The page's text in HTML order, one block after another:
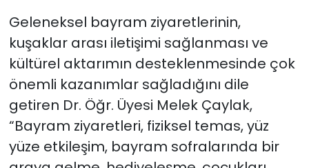
Geleneksel bayram ziyaretlerinin,
kuşaklar arası iletişimi sağlanması ve
kültürel aktarımın desteklenmesinde çok
önemli kazanımlar sağladığını dile
getiren Dr. Öğr. Üyesi Melek Çaylak,
“Bayram ziyaretleri, fiziksel temas, yüz
yüze etkileşim, bayram sofralarında bir